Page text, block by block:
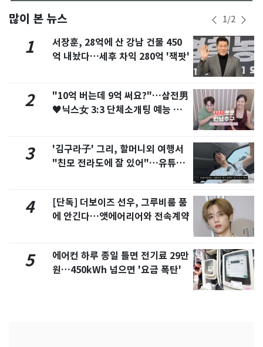
많이 본 뉴스 1/2
1
서장훈, 28억에 산 강남 건물 450
억 내놨다…세후 차익 280억 '잭팟'
2
"10억 버는데 9억 써요?"…삼전男
♥닉스女 3:3 단체소개팅 예능 화
3
'김구라子' 그리, 할머니외 여행서
"친모 전라도에 잘 있어"…유튜브
4
[단독] 더보이즈 선우, 그루비룸 품
에 안긴다…앳에어리어와 전속계약
5
에어컨 하루 종일 틀면 전기료 29만
원…450kWh 넘으면 '요금 폭탄'